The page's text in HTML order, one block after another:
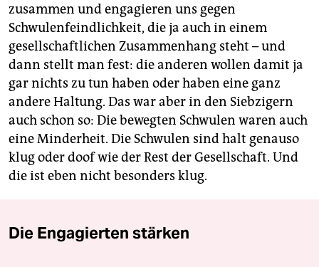
zusammen und engagieren uns gegen
Schwulenfeindlichkeit, die ja auch in einem
gesellschaftlichen Zusammenhang steht – und
dann stellt man fest: die anderen wollen damit ja
gar nichts zu tun haben oder haben eine ganz
andere Haltung. Das war aber in den Siebzigern
auch schon so: Die bewegten Schwulen waren auch
eine Minderheit. Die Schwulen sind halt genauso
klug oder doof wie der Rest der Gesellschaft. Und
die ist eben nicht besonders klug.
Die Engagierten stärken